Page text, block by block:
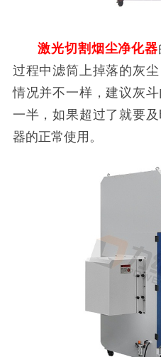
激光切割烟尘净化器
过程中滤筒上掉落的灰
情况并不一样，建议灰
一半，如果超过了就要
器的正常使用。